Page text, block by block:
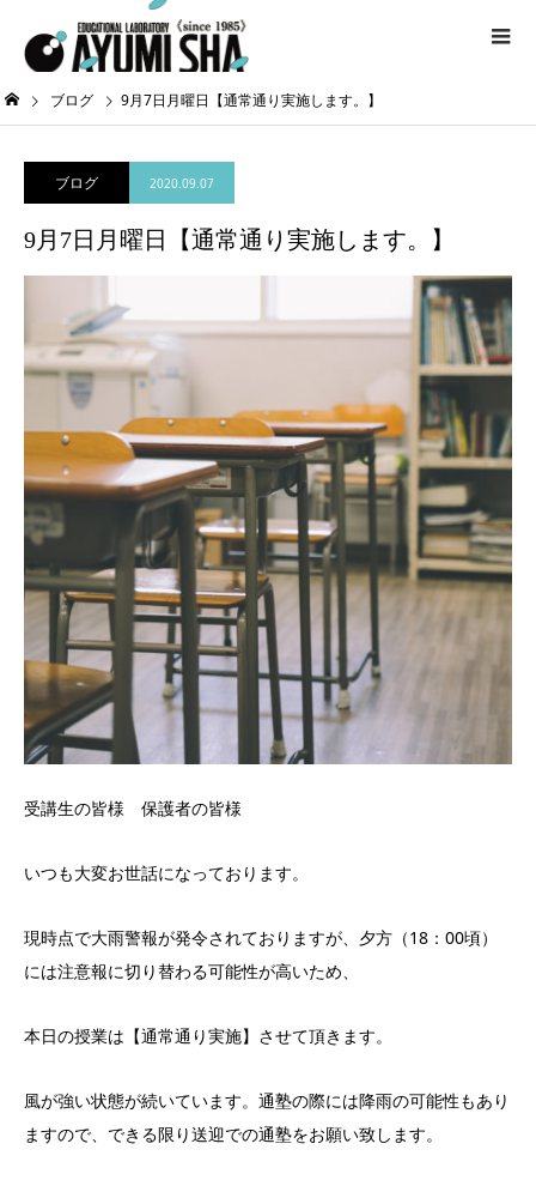
ブログ 9月7日月曜日【通常通り実施します。】
ブログ 2020.09.07
9月7日月曜日【通常通り実施します。】
受講生の皆様 保護者の皆様
いつも大変お世話になっております。
現時点で大雨警報が発令されておりますが、夕方（18：00頃）
には注意報に切り替わる可能性が高いため、
本日の授業は【通常通り実施】させて頂きます。
風が強い状態が続いています。通塾の際には降雨の可能性もあり
ますので、できる限り送迎での通塾をお願い致します。